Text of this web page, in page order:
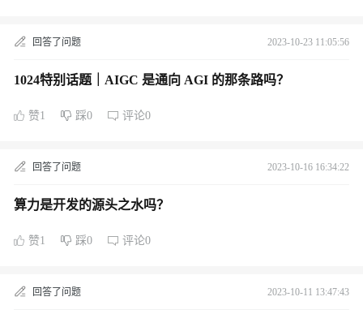
回答了问题 2023-10-23 11:05:56
1024特别话题｜AIGC 是通向 AGI 的那条路吗？
赞1 踩0 评论0
回答了问题 2023-10-16 16:34:22
算力是开发的源头之水吗？
赞1 踩0 评论0
回答了问题 2023-10-11 13:47:43